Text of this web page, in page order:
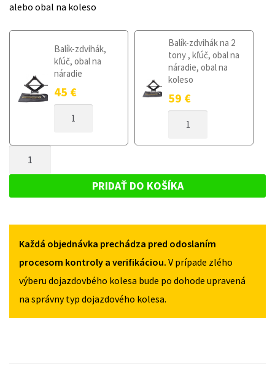
alebo obal na koleso
Balík-zdvihák,
kľúč, obal na
náradie
45 €
DOJAZDOVÉ
BMW
F39
2018
Balík-zdvihák na 2
tony , kľúč, obal na
náradie, obal na
koleso
59 €
DOJAZDOVÉ
F39
OD
5X112
BMW
OD
2018
135/80R17
PRIDAŤ DO KOŠÍKA
Každá objednávka prechádza pred odoslaním
procesom kontroly a verifikáciou. V prípade zlého
výberu dojazdovbého kolesa bude po dohode upravená
na správny typ dojazdového kolesa.